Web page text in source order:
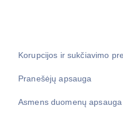
Korupcijos ir sukčiavimo
Pranešėjų apsauga
Asmens duomenų apsauga